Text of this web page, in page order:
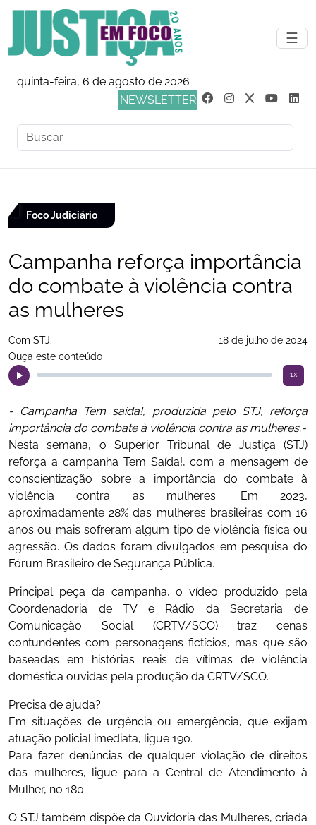
☰
quinta-feira, 6 de agosto de 2026
NEWSLETTER
Foco Judiciário
Campanha reforça importância
do combate à violência contra
as mulheres
Com STJ.
18 de julho de 2024
Ouça este conteúdo
1x
- Campanha Tem saída!, produzida pelo STJ, reforça
importância do combate à violência contra as mulheres.-
Nesta semana, o Superior Tribunal de Justiça (STJ)
reforça a campanha Tem Saída!, com a mensagem de
conscientização sobre a importância do combate à
violência contra as mulheres. Em 2023,
aproximadamente 28% das mulheres brasileiras com 16
anos ou mais sofreram algum tipo de violência física ou
agressão. Os dados foram divulgados em pesquisa do
Fórum Brasileiro de Segurança Pública.
Principal peça da campanha, o vídeo produzido pela
Coordenadoria de TV e Rádio da Secretaria de
Comunicação Social (CRTV/SCO) traz cenas
contundentes com personagens fictícios, mas que são
baseadas em histórias reais de vítimas de violência
doméstica ouvidas pela produção da CRTV/SCO.
Precisa de ajuda?
Em situações de urgência ou emergência, que exijam
atuação policial imediata, ligue 190.
Para fazer denúncias de qualquer violação de direitos
das mulheres, ligue para a Central de Atendimento à
Mulher, no 180.
O STJ também dispõe da Ouvidoria das Mulheres, criada